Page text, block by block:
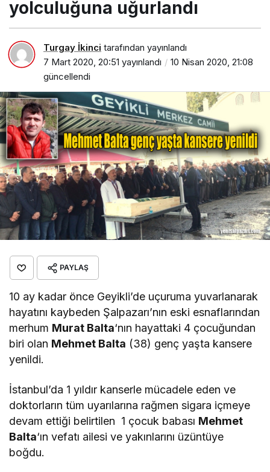
yolculuğuna uğurlandı
Turgay İkinci tarafından yayınlandı
7 Mart 2020, 20:51 yayınlandı
10 Nisan 2020, 21:08
güncellendi
PAYLAŞ
10 ay kadar önce Geyikli’de uçuruma yuvarlanarak
hayatını kaybeden Şalpazarı’nın eski esnaflarından
merhum Murat Balta‘nın hayattaki 4 çocuğundan
biri olan Mehmet Balta (38) genç yaşta kansere
yenildi.
İstanbul’da 1 yıldır kanserle mücadele eden ve
doktorların tüm uyarılarına rağmen sigara içmeye
devam ettiği belirtilen 1 çocuk babası Mehmet
Balta‘ın vefatı ailesi ve yakınlarını üzüntüye
boğdu.